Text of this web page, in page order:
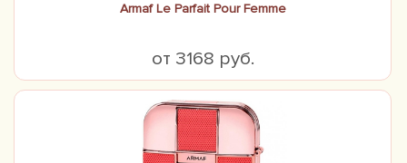
Armaf Le Parfait Pour Femme
от 3168 руб.